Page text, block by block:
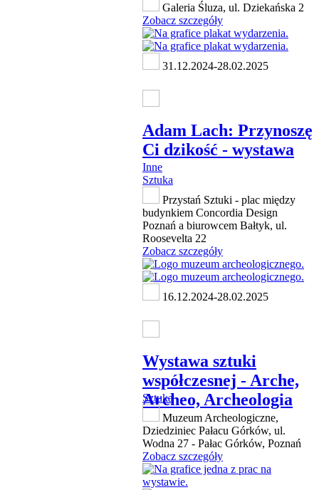
Galeria Śluza, ul. Dziekańska 2
Zobacz szczegóły
31.12.2024-28.02.2025
Adam Lach: Przynoszę
Ci dzikość - wystawa
Inne
Sztuka
Przystań Sztuki - plac między
budynkiem Concordia Design
Poznań a biurowcem Bałtyk, ul.
Roosevelta 22
Zobacz szczegóły
16.12.2024-28.02.2025
Wystawa sztuki
współczesnej - Arche,
Archeo, Archeologia
Sztuka
Muzeum Archeologiczne,
Dziedziniec Pałacu Górków, ul.
Wodna 27 - Pałac Górków, Poznań
Zobacz szczegóły